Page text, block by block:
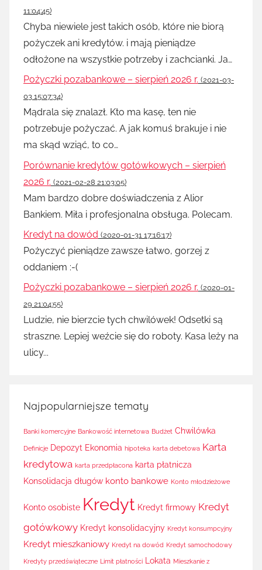
11:04:45)
Chyba niewiele jest takich osób, które nie biorą
pożyczek ani kredytów. i mają pieniądze
odłożone na wszystkie potrzeby i zachcianki. Ja…
Pożyczki pozabankowe – sierpień 2026 r. (2021-03-
03 15:07:34)
Mądrala się znalazł. Kto ma kasę, ten nie
potrzebuje pożyczać. A jak komuś brakuje i nie
ma skąd wziąć, to co…
Porównanie kredytów gotówkowych – sierpień
2026 r. (2021-02-28 21:03:05)
Mam bardzo dobre doświadczenia z Alior
Bankiem. Miła i profesjonalna obsługa. Polecam.
Kredyt na dowód (2020-01-31 17:16:17)
Pożyczyć pieniądze zawsze łatwo, gorzej z
oddaniem :-(
Pożyczki pozabankowe – sierpień 2026 r. (2020-01-
29 21:04:55)
Ludzie, nie bierzcie tych chwilówek! Odsetki są
straszne. Lepiej weźcie się do roboty. Kasa leży na
ulicy...
Najpopularniejsze tematy
Banki komercyjne Bankowość internetowa Budżet Chwilówka
Definicje Depozyt Ekonomia hipoteka karta debetowa Karta
kredytowa karta przedpłacona karta płatnicza
Konsolidacja długów konto bankowe Konto młodzieżowe
Konto osobiste Kredyt Kredyt firmowy Kredyt
gotówkowy Kredyt konsolidacyjny Kredyt konsumpcyjny
Kredyt mieszkaniowy Kredyt na dowód Kredyt samochodowy
Kredyty przedświąteczne Limit płatności Lokata Mieszkanie z